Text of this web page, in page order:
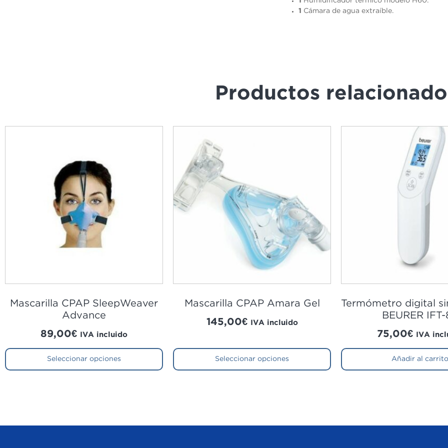
1
Cámara de agua extraíble.
Productos
Mascarilla CPAP SleepWeaver
Advance
89,00€ IVA incluido
Seleccionar opciones
Mascarilla CPAP Amara Gel
145,00€ IVA incluido
Seleccionar opciones
Termómetro digital
BEURER
75,00€ IVA
Añadir al carrito